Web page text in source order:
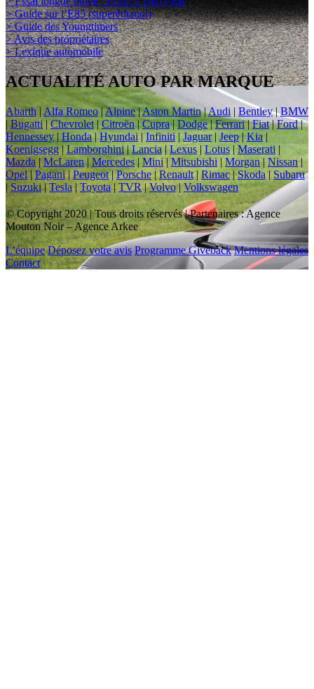
> Guide sur l’E85 (superéthanol)
> Guide des Youngtimers
> Avis des propriétaires
> Lexique automobile
ACTUALITÉ AUTO PAR MARQUE
Abarth | Alfa Romeo|Alpine|Aston Martin|Audi | Bentley|BMW
| Bugatti|Chevrolet|Citroën |Cupra | Dodge|Ferrari|Fiat|Ford|
Hennessey| Honda| Hyundai |Infiniti | Jaguar| Jeep|Kia |
Koenigsegg|Lamborghini|Lancia|Lexus | Lotus| Maserati |
Mazda |McLaren|Mercedes | Mini | Mitsubishi | Morgan|Nissan|
Opel | Pagani|Peugeot|Porsche | Renault| Rimac|Skoda | Subaru
| Suzuki|Tesla| Toyota | TVR|Volvo|Volkswagen
© Copyright 2020 | Tous droits réservés | Partenaires : Agence
Mouton Noir – Agence Arkee
L’équipe Déposez votre avis Programme Giveback Mentions légales
Contact